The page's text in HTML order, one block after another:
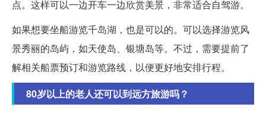
点。这样可以一边开车一边欣赏美景，非常适合自驾游。
如果想要坐船游览千岛湖，也是可以的。可以选择游览风
景秀丽的岛屿，如天使岛、银塘岛等。不过，需要提前了
解相关船票预订和游览路线，以便更好地安排行程。
80岁以上的老人还可以到远方旅游吗？